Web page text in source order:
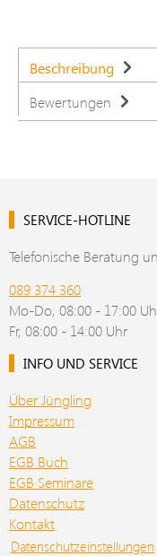
Beschreibung
Bewertungen
SERVICE-HOTLINE
Telefonische Beratung
089 374 360
Mo-Do, 08:00 - 17:00
Fr, 08:00 - 14:00 Uhr
INFO UND SERVICE
Über Jüngling
Impressum
AGB
EGB Buch
EGB Seminare
Datenschutz
Kontakt
Datenschutzeinstellungen